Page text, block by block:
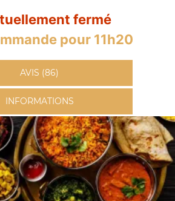
fermé
pour 11h20
AVIS (86)
INFORMATIONS